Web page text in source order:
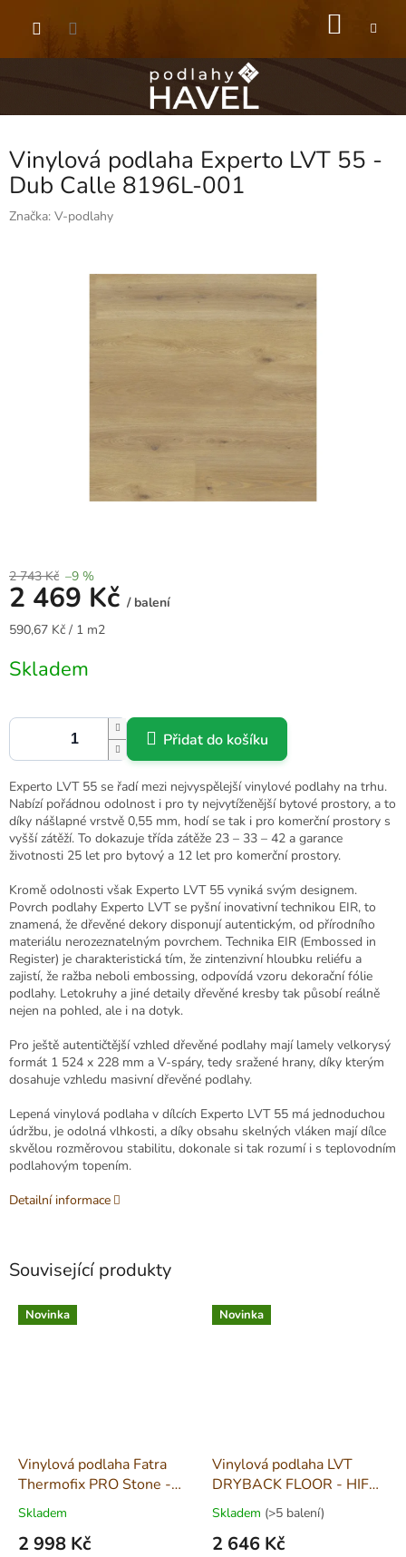
Vinylová podlaha Experto LVT 55 -
Dub Calle 8196L-001
Značka: V-podlahy
2 743 Kč –9 %
2 469 Kč / balení
Měrná
590,67 Kč / 1 m2
Skladem
Přidat do košíku
Experto LVT 55 se řadí mezi nejvyspělejší vinylové podlahy na trhu.
Nabízí pořádnou odolnost i pro ty nejvytíženější bytové prostory, a to
díky nášlapné vrstvě 0,55 mm, hodí se tak i pro komerční prostory s
vyšší zátěží. To dokazuje třída zátěže 23 – 33 – 42 a garance
životnosti 25 let pro bytový a 12 let pro komerční prostory.
Kromě odolnosti však Experto LVT 55 vyniká svým designem.
Povrch podlahy Experto LVT se pyšní inovativní technikou EIR, to
znamená, že dřevěné dekory disponují autentickým, od přírodního
materiálu nerozeznatelným povrchem. Technika EIR (Embossed in
Register) je charakteristická tím, že zintenzivní hloubku reliéfu a
zajistí, že ražba neboli embossing, odpovídá vzoru dekorační fólie
podlahy. Letokruhy a jiné detaily dřevěné kresby tak působí reálně
nejen na pohled, ale i na dotyk.
Pro ještě autentičtější vzhled dřevěné podlahy mají lamely velkorysý
formát 1 524 x 228 mm a V-spáry, tedy sražené hrany, díky kterým
dosahuje vzhledu masivní dřevěné podlahy.
Lepená vinylová podlaha v dílcích Experto LVT 55 má jednoduchou
údržbu, je odolná vlhkosti, a díky obsahu skelných vláken mají dílce
skvělou rozměrovou stabilitu, dokonale si tak rozumí i s teplovodním
podlahovým topením.
Detailní informace
Související produkty
Novinka
Vinylová podlaha Fatra
Thermofix PRO Stone -
Cement Dark 15539-55
Skladem
2 998 Kč
Novinka
Vinylová podlaha LVT
DRYBACK FLOOR - HIF
23305
Skladem (>5 balení)
2 646 Kč